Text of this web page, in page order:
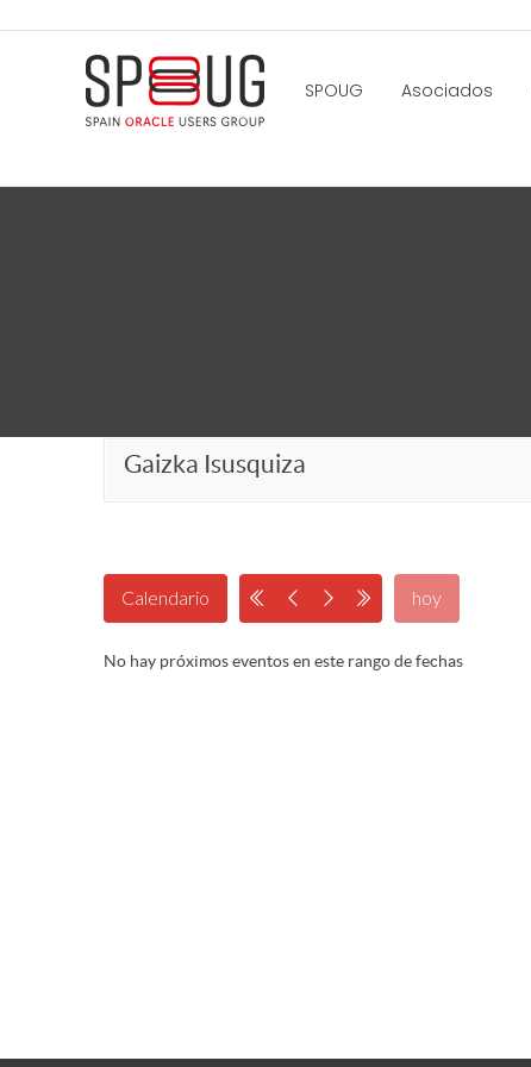
SPOUG Asociados
Gaizka Isusquiza
Calendario hoy
No hay próximos eventos en este rango de fechas